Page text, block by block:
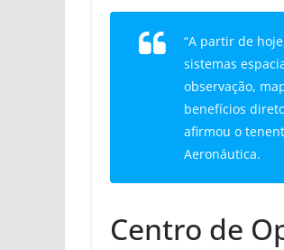
“A partir de
sistemas
observação,
benefícios
afirmou o
Aeronáutica.
Centro de